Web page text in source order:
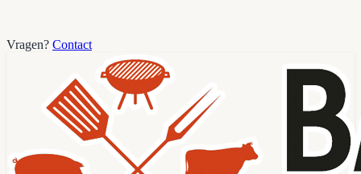
Vragen? Contact